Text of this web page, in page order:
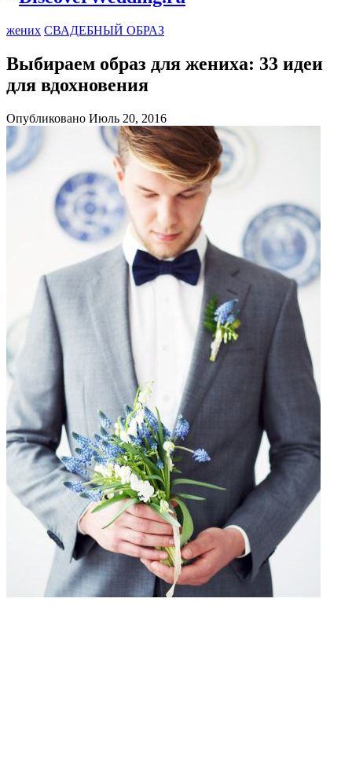
жених СВАДЕБНЫЙ ОБРАЗ
Выбираем образ для жениха: 33 идеи
для вдохновения
Опубликовано Июль 20, 2016